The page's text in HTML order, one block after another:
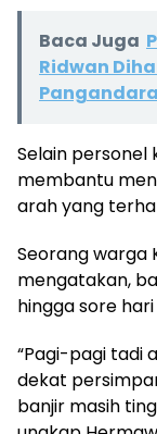
Baca Juga
Ridwan
Selain personel
membantu
arah yang
Seorang warga
mengatakan,
hingga sore
“Pagi-pagi tadi
dekat
banjir masih